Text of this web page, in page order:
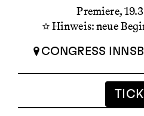
Premiere
Hinweis: neue
CONGRESS